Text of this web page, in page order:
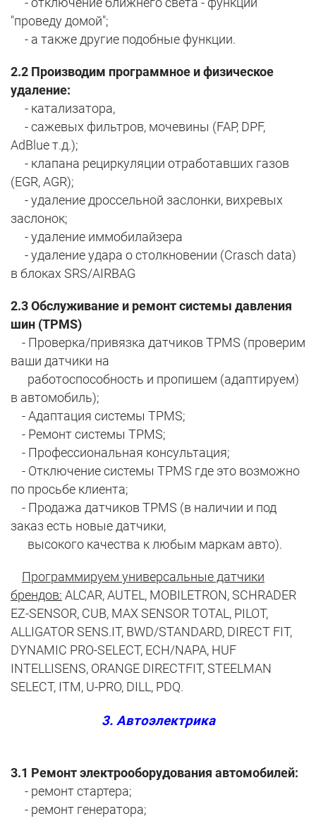
"проведу домой";
- а также другие подобные функции.
2.2 Производим программное и физическое
удаление:
- катализатора,
- сажевых фильтров, мочевины (FAP, DPF,
AdBlue т.д.);
- клапана рециркуляции отработавших газов
(ЕGR, AGR);
- удаление дроссельной заслонки, вихревых
заслонок;
- удаление иммобилайзера
- удаление удара о столкновении (Crasch data)
в блоках SRS/AIRBAG
2.3 Обслуживание и ремонт системы давления
шин (TPMS)
- Проверка/привязка датчиков TPMS (проверим
ваши датчики на
работоспособность и пропишем (адаптируем)
в автомобиль);
- Адаптация системы TPMS;
- Ремонт системы TPMS;
- Профессиональная консультация;
- Отключение системы TPMS где это возможно
по просьбе клиента;
- Продажа датчиков TPMS (в наличии и под
заказ есть новые датчики,
высокого качества к любым маркам авто).
Программируем универсальные датчики
брендов: ALCAR, AUTEL, MOBILETRON, SCHRADER
EZ-SENSOR, CUB, MAX SENSOR TOTAL, PILOT,
ALLIGATOR SENS.IT, BWD/STANDARD, DIRECT FIT,
DYNAMIC PRO-SELECT, ECH/NAPA, HUF
INTELLISENS, ORANGE DIRECTFIT, STEELMAN
SELECT, ITM, U-PRO, DILL, PDQ.
3. Автоэлектрика
3.1 Ремонт электрооборудования автомобилей:
- ремонт стартера;
- ремонт генератора;